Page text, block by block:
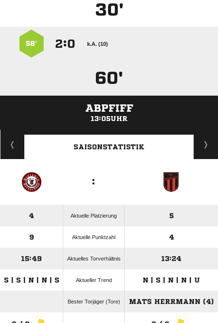
30'
k.A. (10)
:
58’
60'
ABPFIFF
13:05UHR
ANZEIGE
SAISONSTATISTIK
:
4 Aktuelle Platzierung 5
9 Aktuelle Punktzahl 4
15:49 Aktuelles Torverhältnis 13:24
S | S | N | N | S Aktueller Trend N | S | N | N | U
Bester Torjäger (Tore) MATS HERRMANN (4)